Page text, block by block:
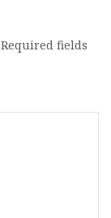
Required fields